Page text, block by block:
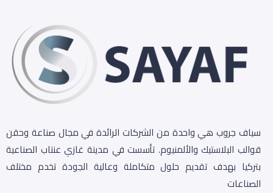
سياف جروب هي واحدة من الشركات الرائدة في مجال صناعة وحقن
قوالب البلاستيك والألمنيوم. تأسست في مدينة غازي عنتاب الصناعية
بتركيا بهدف تقديم حلول متكاملة وعالية الجودة تخدم مختلف
الصناعات